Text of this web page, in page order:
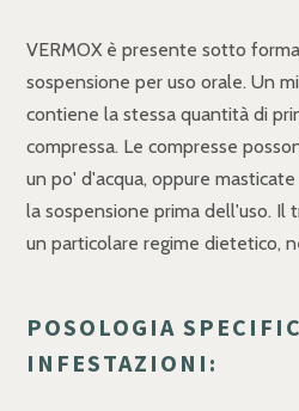
VERMOX è presente sotto
sospensione per uso orale. Un
contiene la stessa quantità di
compressa. Le compresse
un po' d'acqua, oppure
la sospensione prima dell'uso. Il
un particolare regime dietetico,
POSOLOGIA
INFESTAZIONI: